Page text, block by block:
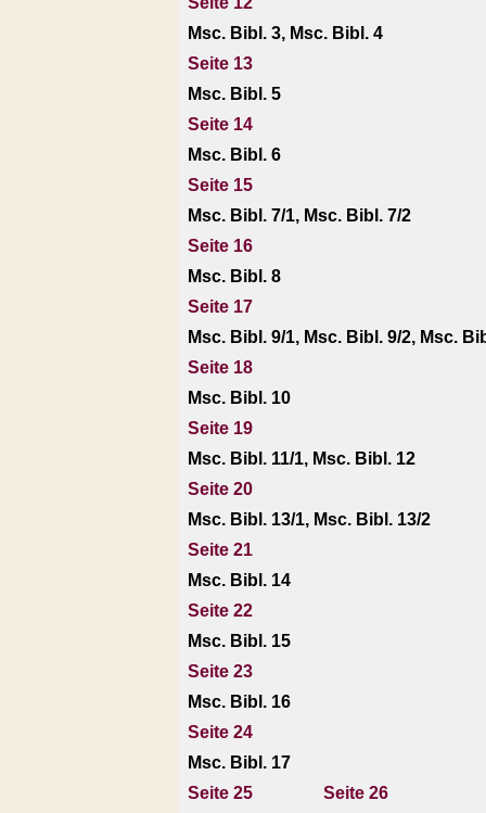
Msc. Bibl. 3, Msc. Bibl. 4
Seite 13
Msc. Bibl. 5
Seite 14
Msc. Bibl. 6
Seite 15
Msc. Bibl. 7/1, Msc. Bibl. 7/2
Seite 16
Msc. Bibl. 8
Seite 17
Msc. Bibl. 9/1, Msc. Bibl. 9/2, Msc.
Seite 18
Msc. Bibl. 10
Seite 19
Msc. Bibl. 11/1, Msc. Bibl. 12
Seite 20
Msc. Bibl. 13/1, Msc. Bibl. 13/2
Seite 21
Msc. Bibl. 14
Seite 22
Msc. Bibl. 15
Seite 23
Msc. Bibl. 16
Seite 24
Msc. Bibl. 17
Seite 25
Seite 26